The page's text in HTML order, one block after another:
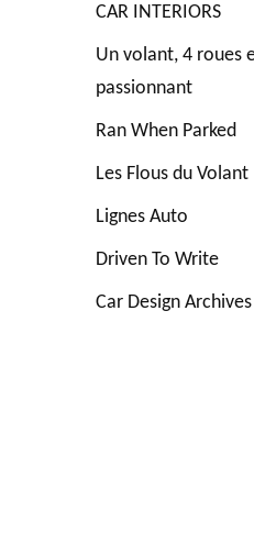
CAR INTERIORS
Un volant, 4 roues
passionnant
Ran When Parked
Les Flous du Volant
Lignes Auto
Driven To Write
Car Design Archives